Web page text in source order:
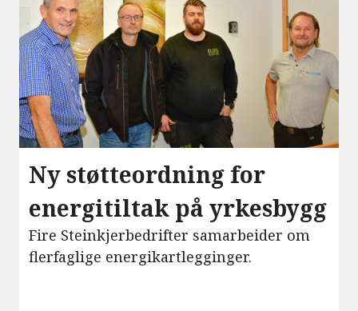
Ny støtteordning for
energitiltak på yrkesbygg
Fire Steinkjerbedrifter samarbeider om
flerfaglige energikartlegginger.